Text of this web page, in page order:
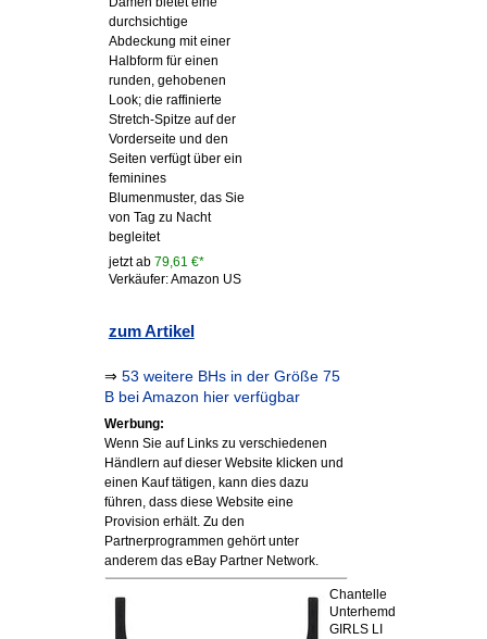
durchsichtige
Abdeckung mit einer
Halbform für einen
runden, gehobenen
Look; die raffinierte
Stretch-Spitze auf der
Vorderseite und den
Seiten verfügt über ein
feminines
Blumenmuster, das Sie
von Tag zu Nacht
begleitet
jetzt ab 79,61 €*
Verkäufer: Amazon US
zum Artikel
⇒ 53 weitere BHs in der Größe 75
B bei Amazon hier verfügbar
Werbung:
Wenn Sie auf Links zu verschiedenen
Händlern auf dieser Website klicken und
einen Kauf tätigen, kann dies dazu
führen, dass diese Website eine
Provision erhält. Zu den
Partnerprogrammen gehört unter
anderem das eBay Partner Network.
Chantelle
Unterhemd
GIRLS LI